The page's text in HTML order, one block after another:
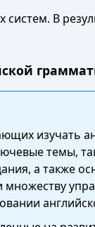
В
изучать
темы,
а также